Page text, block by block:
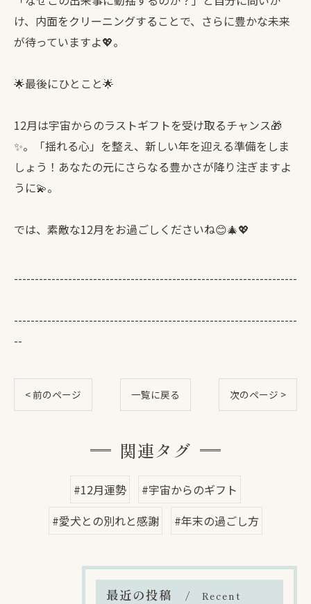
け、内面をクリーニングすることで、さらに豊かな未来
が待っていますよ💖。
🌟最後にひとこと🌟
12月は宇宙からのラストギフトを受け取るチャンス🎁
✨。「揺れる心」を整え、新しい年を迎える準備をしま
しょう！あなたの元にさらなる豊かさが降り注ぎますよ
うに💫。
では、素敵な12月をお過ごしくださいね😊🎄💖
--------------------------------------------------------------------
--------------------------------------------------------------------
--
< 前のページ 一覧に戻る 次のページ >
関連タグ
#12月運勢
#宇宙からのギフト
#愛犬との別れと感謝
#年末の過ごし方
最近の投稿
Recent